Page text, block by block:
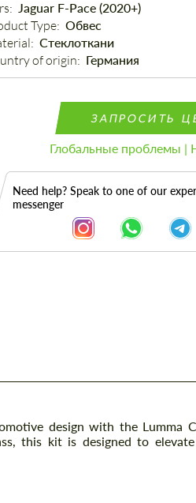
Jaguar F-Pace (2020+)
Type: Обвес
Стеклоткани
of origin: Германия
ЗАПРОСИТЬ
Глобальные проблемы |
Need help? Speak to one of our
messenger
design with the Lumma
this kit is designed to